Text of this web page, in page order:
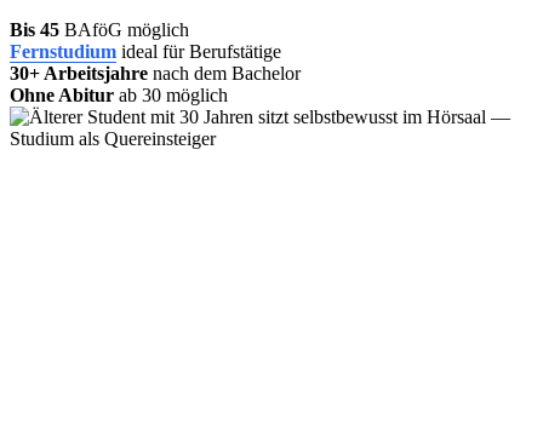
Bis 45 BAföG möglich
Fernstudium ideal für Berufstätige
30+ Arbeitsjahre nach dem Bachelor
Ohne Abitur ab 30 möglich